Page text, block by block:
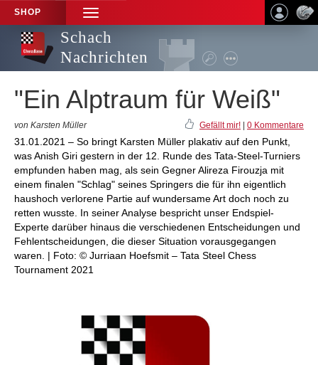
SHOP
TOGGLE
NAVIGATION
Schach
Nachrichten
"Ein Alptraum für Weiß"
von Karsten Müller Gefällt mir! 0 Kommentare
31.01.2021 – So bringt Karsten Müller plakativ auf den Punkt,
was Anish Giri gestern in der 12. Runde des Tata-Steel-Turniers
empfunden haben mag, als sein Gegner Alireza Firouzja mit
einem finalen "Schlag" seines Springers die für ihn eigentlich
haushoch verlorene Partie auf wundersame Art doch noch zu
retten wusste. In seiner Analyse bespricht unser Endspiel-
Experte darüber hinaus die verschiedenen Entscheidungen und
Fehlentscheidungen, die dieser Situation vorausgegangen
waren. | Foto: © Jurriaan Hoefsmit – Tata Steel Chess
Tournament 2021